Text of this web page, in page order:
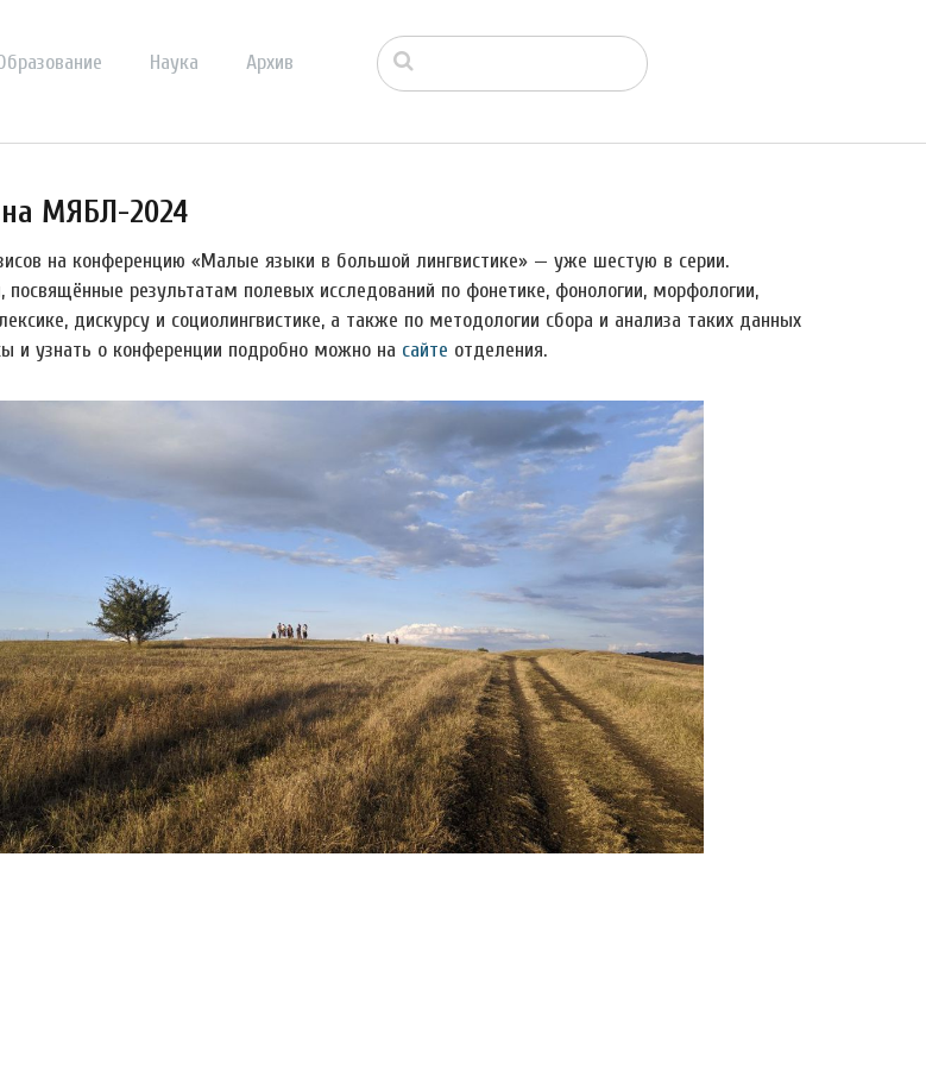
Наука Архив
МЯБЛ-2024
на конференцию «Малые языки в большой лингвистике» — уже шестую в серии.
результатам полевых исследований по фонетике, фонологии, морфологии,
дискурсу и социолингвистике, а также по методологии сбора и анализа таких данных
и узнать о конференции подробно можно на сайте отделения.